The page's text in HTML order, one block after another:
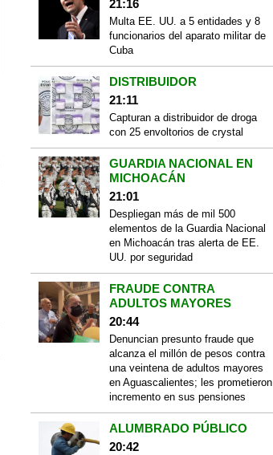
21:16
Multa EE. UU. a 5 entidades y 8
funcionarios del aparato militar de
Cuba
DISTRIBUIDOR
21:11
Capturan a distribuidor de droga
con 25 envoltorios de crystal
GUARDIA NACIONAL EN
MICHOACÁN
21:01
Despliegan más de mil 500
elementos de la Guardia Nacional
en Michoacán tras alerta de EE.
UU. por seguridad
FRAUDE CONTRA
ADULTOS MAYORES
20:44
Denuncian presunto fraude que
alcanza el millón de pesos contra
una veintena de adultos mayores
en Aguascalientes; les prometieron
incremento en sus pensiones
ALUMBRADO PÚBLICO
20:42